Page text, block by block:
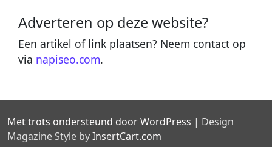
Adverteren op deze website?
Een artikel of link plaatsen? Neem contact op
via napiseo.com.
Met trots ondersteund door WordPress | Design
Magazine Style byInsertCart.com